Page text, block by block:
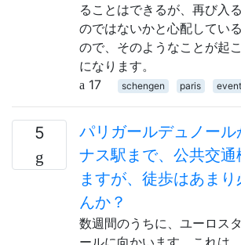
ることはできるが、再び入
のではないかと心配してい
ので、そのようなことが起
になります。
17
schengen paris
5
パリガールデュノー
ナス駅まで、公共交通
ますが、徒歩はあま
んか？
数週間のうちに、ユーロス
ールに向かいます。これは